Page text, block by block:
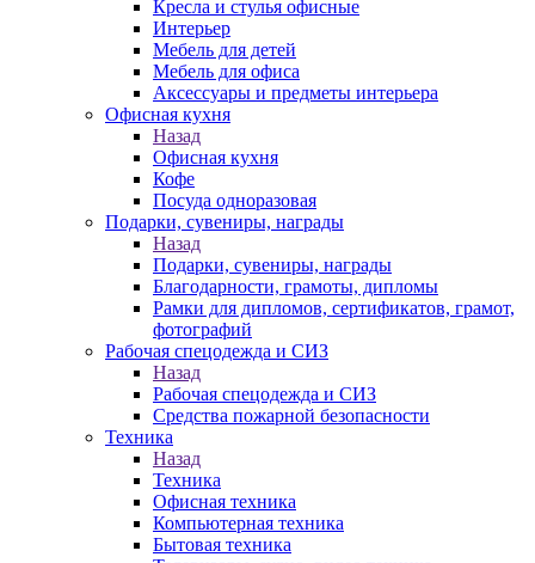
Кресла и стулья офисные
Интерьер
Мебель для детей
Мебель для офиса
Аксессуары и предметы интерьера
Офисная кухня
Назад
Офисная кухня
Кофе
Посуда одноразовая
Подарки, сувениры, награды
Назад
Подарки, сувениры, награды
Благодарности, грамоты, дипломы
Рамки для дипломов, сертификатов, грамот,
фотографий
Рабочая спецодежда и СИЗ
Назад
Рабочая спецодежда и СИЗ
Средства пожарной безопасности
Техника
Назад
Техника
Офисная техника
Компьютерная техника
Бытовая техника